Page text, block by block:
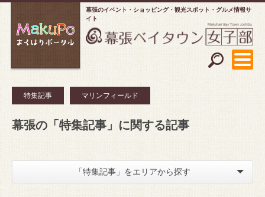
幕張のイベント・ショッピング
観光スポット・グルメ情報サ
イト
特集記事 マリンフィールド
幕張の「特集記事」に関する記事
「特集記事」をエリアから探す